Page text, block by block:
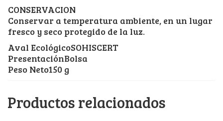
CONSERVACION
Conservar a temperatura ambiente, en un lugar
fresco y seco protegido de la luz.
Aval EcológicoSOHISCERT
PresentaciónBolsa
Peso Neto150 g
Productos relacionados